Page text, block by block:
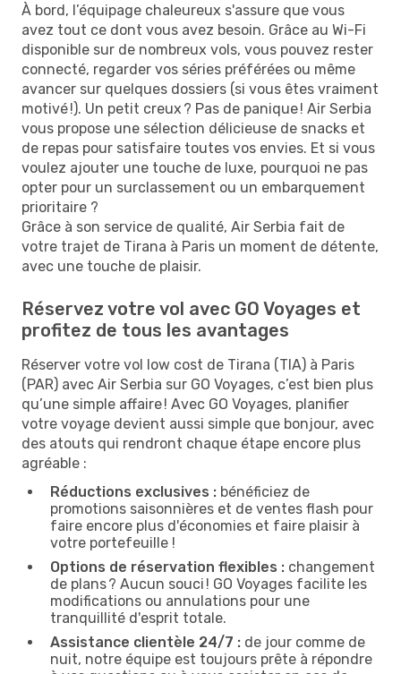
À bord, l’équipage chaleureux s'assure que vous
avez tout ce dont vous avez besoin. Grâce au Wi-Fi
disponible sur de nombreux vols, vous pouvez rester
connecté, regarder vos séries préférées ou même
avancer sur quelques dossiers (si vous êtes vraiment
motivé !). Un petit creux ? Pas de panique ! Air Serbia
vous propose une sélection délicieuse de snacks et
de repas pour satisfaire toutes vos envies. Et si vous
voulez ajouter une touche de luxe, pourquoi ne pas
opter pour un surclassement ou un embarquement
prioritaire ?
Grâce à son service de qualité, Air Serbia fait de
votre trajet de Tirana à Paris un moment de détente,
avec une touche de plaisir.
Réservez votre vol avec GO Voyages et
profitez de tous les avantages
Réserver votre vol low cost de Tirana (TIA) à Paris
(PAR) avec Air Serbia sur GO Voyages, c’est bien plus
qu’une simple affaire ! Avec GO Voyages, planifier
votre voyage devient aussi simple que bonjour, avec
des atouts qui rendront chaque étape encore plus
agréable :
Réductions exclusives : bénéficiez de
promotions saisonnières et de ventes flash pour
faire encore plus d'économies et faire plaisir à
votre portefeuille !
Options de réservation flexibles : changement
de plans ? Aucun souci ! GO Voyages facilite les
modifications ou annulations pour une
tranquillité d'esprit totale.
Assistance clientèle 24/7 : de jour comme de
nuit, notre équipe est toujours prête à répondre